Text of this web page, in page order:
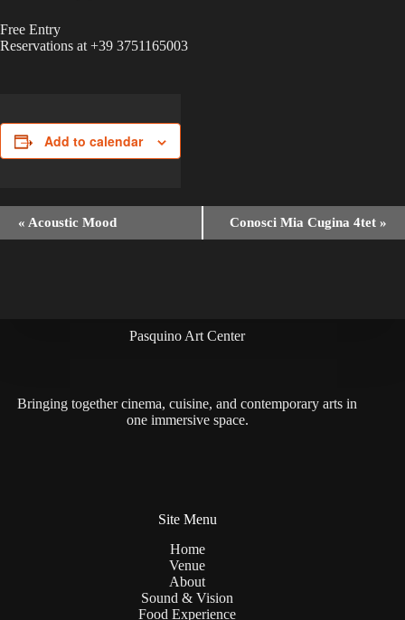
Free Entry
Reservations at +39 3751165003
Add to calendar
« Acoustic Mood Conosci Mia Cugina 4tet »
Pasquino Art Center
Bringing together cinema, cuisine, and contemporary arts in
one immersive space.
Site Menu
Home
Venue
About
Sound & Vision
Food Experience